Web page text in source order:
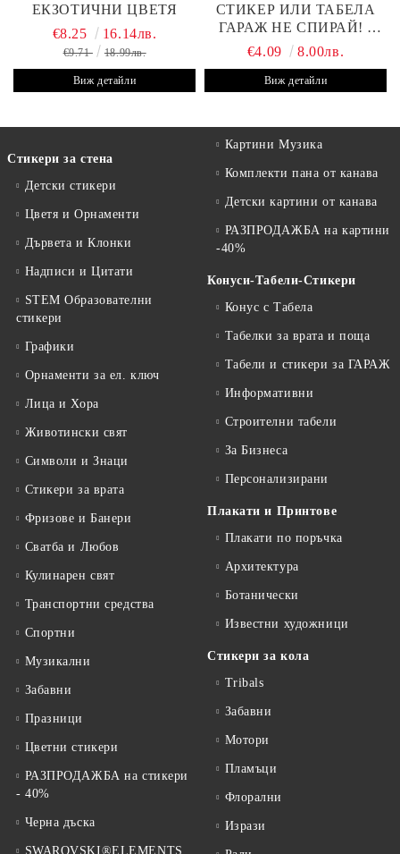
ЕКЗОТИЧНИ ЦВЕТЯ
€8.25 16.14лв.
€9.71 18.99лв.
Виж детайли
СТИКЕР ИЛИ ТАБЕЛА
ГАРАЖ НЕ СПИРАЙ! -
30Х19 СМ
€4.09 8.00лв.
Виж детайли
Стикери за стена
Детски стикери
Цветя и Орнаменти
Дървета и Клонки
Надписи и Цитати
STEM Образователни
стикери
Графики
Орнаменти за ел. ключ
Лица и Хора
Животински свят
Символи и Знаци
Стикери за врата
Фризове и Банери
Сватба и Любов
Кулинарен свят
Транспортни средства
Спортни
Музикални
Забавни
Празници
Цветни стикери
РАЗПРОДАЖБА на стикери
- 40%
Черна дъска
SWAROVSKI®ELEMENTS
Картини Музика
Комплекти пана от канава
Детски картини от канава
РАЗПРОДАЖБА на картини
-40%
Конуси-Табели-Стикери
Конус с Табела
Табелки за врата и поща
Табели и стикери за ГАРАЖ
Информативни
Строителни табели
За Бизнеса
Персонализирани
Плакати и Принтове
Плакати по поръчка
Архитектура
Ботанически
Известни художници
Стикери за кола
Tribals
Забавни
Мотори
Пламъци
Флорални
Изрази